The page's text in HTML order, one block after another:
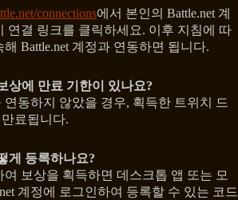
connections에서 본인의 Battle.net 계
연결 링크를 클릭하세요. 이후 지침에 따
Battle.net 계정과 연동하면 됩니다.
상에 만료 기한이 있나요?
연동하지 않았을 경우, 획득한 트위치 드
료됩니다.
게 등록하나요?
보상을 획득하면 데스크톱 앱 또는 모
계정에 로그인하여 등록할 수 있는 코드